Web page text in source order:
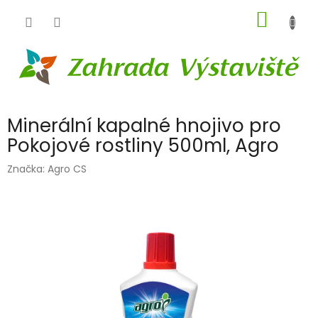
KOŠÍK
Minerální kapalné hnojivo pro
Pokojové rostliny 500ml, Agro
Značka: Agro CS